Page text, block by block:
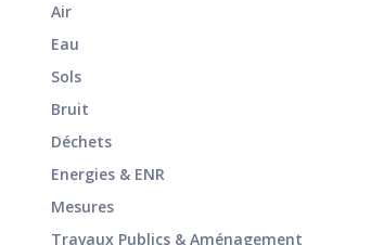
Air
Eau
Sols
Bruit
Déchets
Energies & ENR
Mesures
Travaux Publics & Aménagement